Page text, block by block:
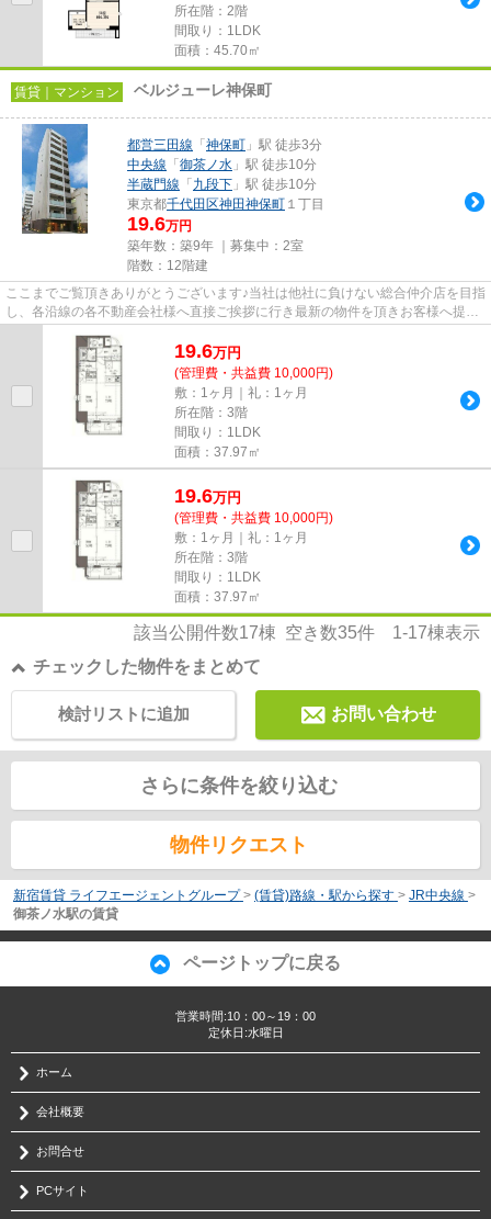
所在階：2階
間取り：1LDK
面積：45.70㎡
賃貸｜マンション ベルジューレ神保町
都営三田線 「 神保町 」駅 徒歩3分
中央線 「 御茶ノ水 」駅 徒歩10分
半蔵門線 「 九段下 」駅 徒歩10分
東京都千代田区神田神保町 １丁目
19.6万円
築年数：築9年 ｜募集中： 2室
階数：12階建
ここまでご覧頂きありがとうございます♪当社は他社に負けない総合仲介店を目指
し、各沿線の各不動産会社様へ直接ご挨拶に行き最新の物件を頂きお客様へ提供
19.6万円
(管理費・共益費 10,000円)
敷：1ヶ月｜礼：1ヶ月
所在階：3階
間取り：1LDK
面積：37.97㎡
19.6万円
(管理費・共益費 10,000円)
敷：1ヶ月｜礼：1ヶ月
所在階：3階
間取り：1LDK
面積：37.97㎡
該当公開件数17棟 空き数35件 1-17棟表示
チェックした物件をまとめて
お問い合わせ
検討リストに追加
さらに条件を絞り込む
物件リクエスト
新宿賃貸 ライフエージェントグループ > (賃貸)路線・駅から探す > JR中央線 >
御茶ノ水駅の賃貸
ページトップに戻る
営業時間:10：00～19：00
定休日:水曜日
ホーム
会社概要
お問合せ
PCサイト